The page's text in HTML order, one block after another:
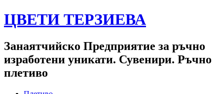
ЦВЕТИ ТЕРЗИЕВА
Занаятчийско Предприятие за ръчно
изработени уникати. Сувенири. Ръчно
плетиво